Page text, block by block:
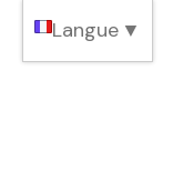
Langue ▼